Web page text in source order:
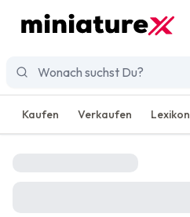
Kaufen Verkaufen Lexikon